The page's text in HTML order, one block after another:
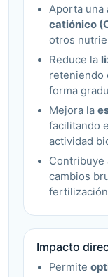
Aporta una
catiónico
otros
Reduce la
reteniendo
forma
Mejora la
facilitando
actividad
Contribuye
cambios
Impacto
Permite